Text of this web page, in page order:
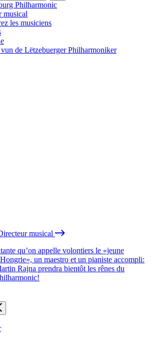
Philharmonic
musical
les musiciens
de Lëtzebuerger Philharmoniker
musical
qu’on appelle volontiers le «jeune
un maestro et un pianiste accompli:
Rajna prendra bientôt les rênes du